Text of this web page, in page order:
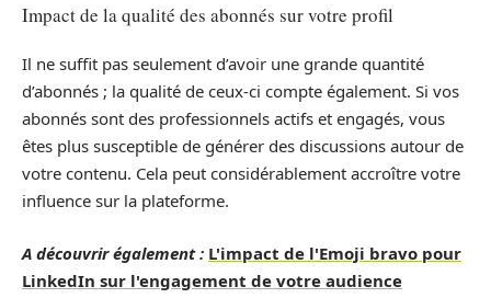
Impact de la qualité des abonnés sur votre profil
Il ne suffit pas seulement d’avoir une grande quantité
d’abonnés ; la qualité de ceux-ci compte également. Si vos
abonnés sont des professionnels actifs et engagés, vous
êtes plus susceptible de générer des discussions autour de
votre contenu. Cela peut considérablement accroître votre
influence sur la plateforme.
A découvrir également : L'impact de l'Emoji bravo pour
LinkedIn sur l'engagement de votre audience